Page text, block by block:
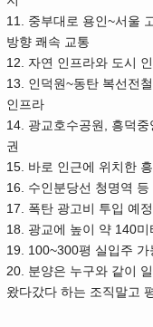
11. 중부대로 용인~서울
방향 쾌속 교통
12. 자연 인프라와 도시
13. 인덕원~동탄 복선전철
인프라
14. 광교호수공원 , 흥덕중
권
15. 바로 인근에 위치한
16. 수인분당선 청명역
17. 폭탄 광고비 투입 예정
18. 광교에 높이 약 140미
19. 100~300평 실입주 가
20. 분양은 누구와 같이
왔다갔다 하는 조직말고